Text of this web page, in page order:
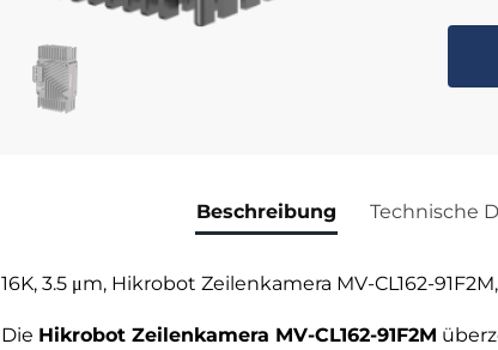
Beschreibung Technische
16K, 3.5 μm, Hikrobot Zeilenkamera MV-CL162-
Die Hikrobot Zeilenkamera MV-CL162-91F2M